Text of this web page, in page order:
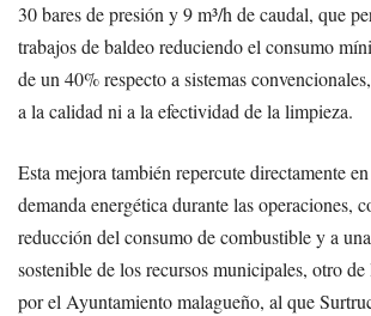
30 bares de presión y 9 m³/h de caudal, que
trabajos de baldeo reduciendo el consumo
de un 40% respecto a sistemas
a la calidad ni a la efectividad de la limpieza.
Esta mejora también repercute directamente
demanda energética durante las operaciones,
reducción del consumo de combustible y a
sostenible de los recursos municipales, otro
por el Ayuntamiento malagueño, al que